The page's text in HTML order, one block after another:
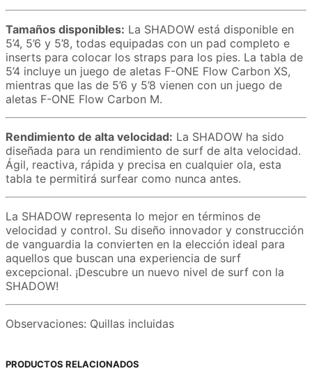
Tamaños disponibles: La SHADOW está disponible en
5’4, 5’6 y 5’8, todas equipadas con un pad completo e
inserts para colocar los straps para los pies. La tabla de
5’4 incluye un juego de aletas F-ONE Flow Carbon XS,
mientras que las de 5’6 y 5’8 vienen con un juego de
aletas F-ONE Flow Carbon M.
Rendimiento de alta velocidad: La SHADOW ha sido
diseñada para un rendimiento de surf de alta velocidad.
Ágil, reactiva, rápida y precisa en cualquier ola, esta
tabla te permitirá surfear como nunca antes.
La SHADOW representa lo mejor en términos de
velocidad y control. Su diseño innovador y construcción
de vanguardia la convierten en la elección ideal para
aquellos que buscan una experiencia de surf
excepcional. ¡Descubre un nuevo nivel de surf con la
SHADOW!
Observaciones: Quillas incluidas
PRODUCTOS RELACIONADOS